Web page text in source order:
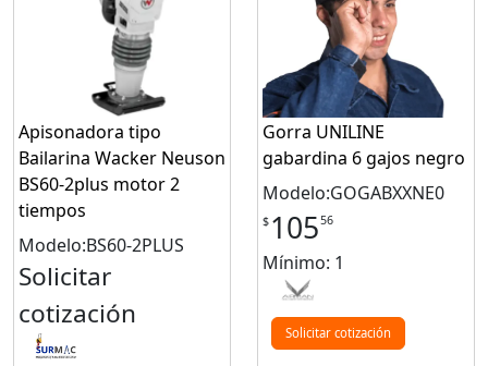
Apisonadora tipo
Bailarina Wacker Neuson
BS60-2plus motor 2
tiempos
Modelo:BS60-2PLUS
Solicitar
cotización
Gorra UNILINE
gabardina 6 gajos negro
Modelo:GOGABXXNE0
$ 10556
Mínimo: 1
Solicitar cotización